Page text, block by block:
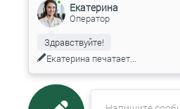
Екатерина
Оператор
Здравствуйте!
Екатерина печатает...